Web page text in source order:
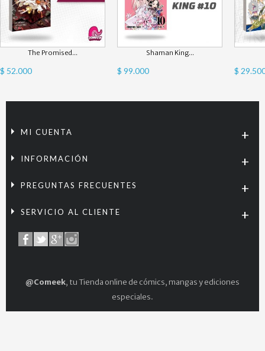
The Promised...
$ 52.000
Shaman King...
$ 99.000 $
MI CUENTA
INFORMACIÓN
PREGUNTAS FRECUENTES
SERVICIO AL CLIENTE
@Comeek, tu Tienda online de cómics, mangas y ediciones
especiales.